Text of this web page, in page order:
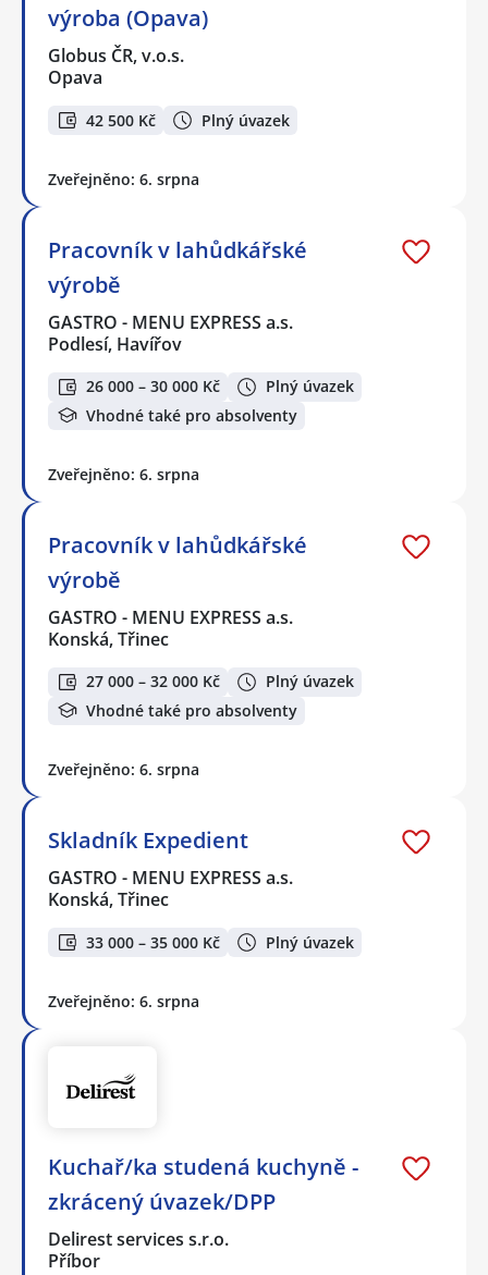
výroba (Opava)
Globus ČR, v.o.s.
Opava
42 500 Kč Plný úvazek
Zveřejněno: 6. srpna
Pracovník v lahůdkářské
výrobě
GASTRO - MENU EXPRESS a.s.
Podlesí, Havířov
26 000 – 30 000 Kč
Plný úvazek
Vhodné také pro absolventy
Zveřejněno: 6. srpna
Pracovník v lahůdkářské
výrobě
GASTRO - MENU EXPRESS a.s.
Konská, Třinec
27 000 – 32 000 Kč
Plný úvazek
Vhodné také pro absolventy
Zveřejněno: 6. srpna
Skladník Expedient
GASTRO - MENU EXPRESS a.s.
Konská, Třinec
33 000 – 35 000 Kč Plný úvazek
Zveřejněno: 6. srpna
Kuchař/ka studená kuchyně -
zkrácený úvazek/DPP
Delirest services s.r.o.
Příbor